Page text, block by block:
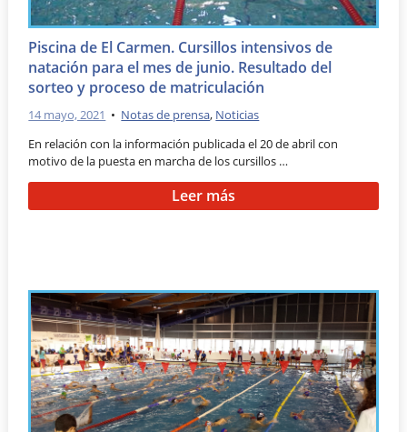
Piscina de El Carmen. Cursillos intensivos de
natación para el mes de junio. Resultado del
sorteo y proceso de matriculación
14 mayo, 2021 • Notas de prensa, Noticias
En relación con la información publicada el 20 de abril con
motivo de la puesta en marcha de los cursillos …
Leer más